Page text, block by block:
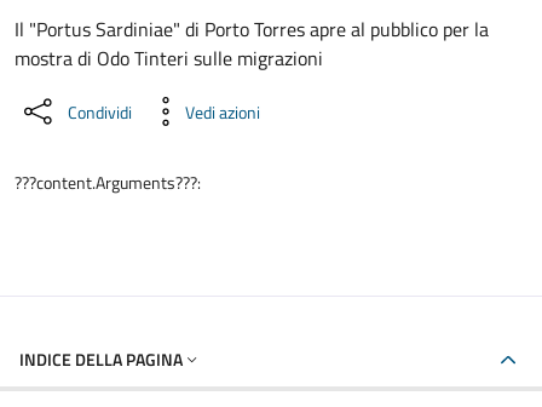
Il "Portus Sardiniae" di Porto Torres apre al pubblico per la
mostra di Odo Tinteri sulle migrazioni
Condividi Vedi azioni
???content.Arguments???:
INDICE DELLA PAGINA